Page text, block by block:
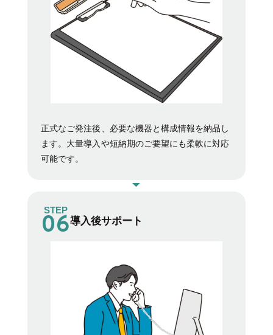
正式なご発注後、必要な機器と構成情報を納品し
ます。大量導入や短納期のご要望にも柔軟に対応
可能です。
STEP
導入後サポート